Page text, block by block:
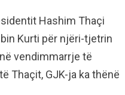
Hashim Thaçi
Kurti për njëri-tjetrin
vendimmarrje të
Thaçit, GJK-ja ka thënë